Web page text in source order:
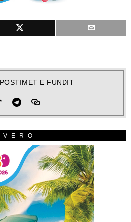
POSTIMET E FUNDIT
VERO